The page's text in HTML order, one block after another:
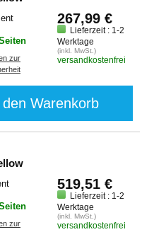
zur
267,99 €
Lieferzeit : 1-2
Werktage
(inkl. MwSt.)
versandkostenfrei
den Warenkorb
zur
519,51 €
Lieferzeit : 1-2
Werktage
(inkl. MwSt.)
versandkostenfrei